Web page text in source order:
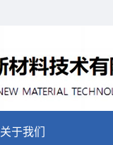
关于我们